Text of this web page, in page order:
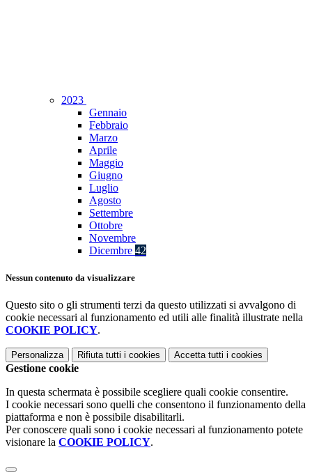
2023
Gennaio
Febbraio
Marzo
Aprile
Maggio
Giugno
Luglio
Agosto
Settembre
Ottobre
Novembre
Dicembre 42
Nessun contenuto da visualizzare
Questo sito o gli strumenti terzi da questo utilizzati si avvalgono di
cookie necessari al funzionamento ed utili alle finalità illustrate nella
COOKIE POLICY.
Personalizza Rifiuta tutti i cookies Accetta tutti i cookies
Gestione cookie
In questa schermata è possibile scegliere quali cookie consentire.
I cookie necessari sono quelli che consentono il funzionamento della
piattaforma e non è possibile disabilitarli.
Per conoscere quali sono i cookie necessari al funzionamento potete
visionare la COOKIE POLICY.